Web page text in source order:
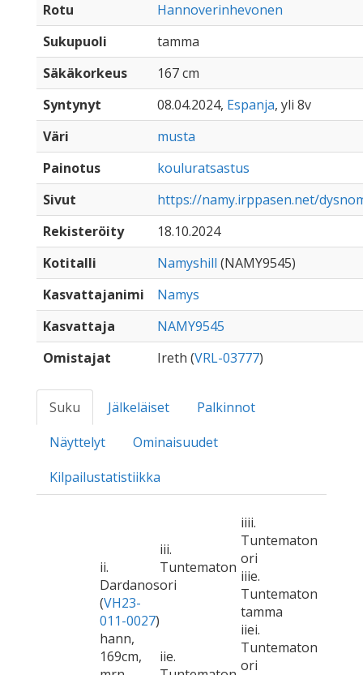
Rotu
Hannoverinhevonen
Sukupuoli
tamma
Säkäkorkeus
167 cm
Syntynyt
08.04.2024, Espanja, yli 8v
Väri
musta
Painotus
kouluratsastus
Sivut
https://namy.irppasen.net/
Rekisteröity
18.10.2024
Kotitalli
Namyshill (NAMY9545)
Kasvattajanimi
Namys
Kasvattaja
NAMY9545
Omistajat
Ireth (VRL-03777)
Suku Jälkeläiset
Palkinnot
Näyttelyt
Ominaisuudet
Kilpailustatistiikka
ii.
Dardanos
(VH23-
011-0027)
hann,
169cm,
iii.
Tuntematon
ori
iiii.
Tuntematon
ori
iiie.
Tuntematon
tamma
iie.
iiei.
Tuntematon
ori